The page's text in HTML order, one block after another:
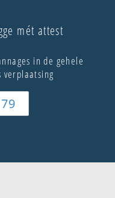
mét attest
in de gehele